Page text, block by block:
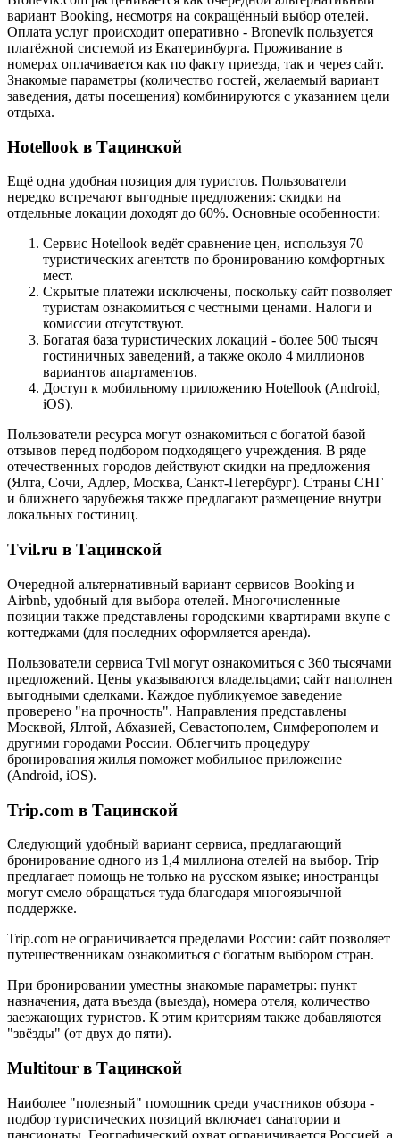
вариант Booking, несмотря на сокращённый выбор отелей.
Оплата услуг происходит оперативно - Bronevik пользуется
платёжной системой из Екатеринбурга. Проживание в
номерах оплачивается как по факту приезда, так и через сайт.
Знакомые параметры (количество гостей, желаемый вариант
заведения, даты посещения) комбинируются с указанием цели
отдыха.
Hotellook в Тацинской
Ещё одна удобная позиция для туристов. Пользователи
нередко встречают выгодные предложения: скидки на
отдельные локации доходят до 60%. Основные особенности:
Сервис Hotellook ведёт сравнение цен, используя 70
туристических агентств по бронированию комфортных
мест.
Скрытые платежи исключены, поскольку сайт позволяет
туристам ознакомиться с честными ценами. Налоги и
комиссии отсутствуют.
Богатая база туристических локаций - более 500 тысяч
гостиничных заведений, а также около 4 миллионов
вариантов апартаментов.
Доступ к мобильному приложению Hotellook (Android,
iOS).
Пользователи ресурса могут ознакомиться с богатой базой
отзывов перед подбором подходящего учреждения. В ряде
отечественных городов действуют скидки на предложения
(Ялта, Сочи, Адлер, Москва, Санкт-Петербург). Страны СНГ
и ближнего зарубежья также предлагают размещение внутри
локальных гостиниц.
Tvil.ru в Тацинской
Очередной альтернативный вариант сервисов Booking и
Airbnb, удобный для выбора отелей. Многочисленные
позиции также представлены городскими квартирами вкупе с
коттеджами (для последних оформляется аренда).
Пользователи сервиса Tvil могут ознакомиться с 360 тысячами
предложений. Цены указываются владельцами; сайт наполнен
выгодными сделками. Каждое публикуемое заведение
проверено "на прочность". Направления представлены
Москвой, Ялтой, Абхазией, Севастополем, Симферополем и
другими городами России. Облегчить процедуру
бронирования жилья поможет мобильное приложение
(Android, iOS).
Trip.com в Тацинской
Следующий удобный вариант сервиса, предлагающий
бронирование одного из 1,4 миллиона отелей на выбор. Trip
предлагает помощь не только на русском языке; иностранцы
могут смело обращаться туда благодаря многоязычной
поддержке.
Trip.com не ограничивается пределами России: сайт позволяет
путешественникам ознакомиться с богатым выбором стран.
При бронировании уместны знакомые параметры: пункт
назначения, дата въезда (выезда), номера отеля, количество
заезжающих туристов. К этим критериям также добавляются
"звёзды" (от двух до пяти).
Multitour в Тацинской
Наиболее "полезный" помощник среди участников обзора -
подбор туристических позиций включает санатории и
пансионаты. Географический охват ограничивается Россией, а